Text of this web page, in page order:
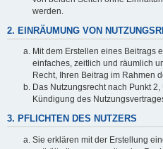
werden.
2. EINRÄUMUNG VON
Mit dem Erstellen eines Beitrags
einfaches, zeitlich und räumlich
Recht, Ihren Beitrag im Rahmen
Das Nutzungsrecht nach Punkt
Kündigung des
3. PFLICHTEN DES NUTZERS
Sie erklären mit der Erstellung